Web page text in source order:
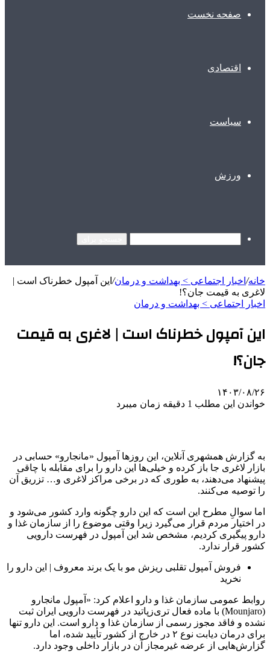
صفحه نخست
اقتصادی
سیاست
ورزش
خانه/ اخبار اجتماعی > بهداشت و درمان/ این آمپول خطرناک است |
لاغری به قیمت جان؟!
اخبار اجتماعی > بهداشت و درمان
این آمپول خطرناک است | لاغری به قیمت
جان؟!
۱۴۰۳/۰۸/۲۶
خواندن این مطلب 1 دقیقه زمان میبرد
به گزارش همشهری آنلاین، این روزها آمپول «مانجارو» حسابی در
بازار لاغری جا باز کرده و خیلی‌ها این دارو را برای مقابله با چاقی
پیشنهاد می‌دهند، به طوری که در برخی مراکز لاغری و… تزریق آن
را توصیه می‌کنند.
اما سوالِ مطرح این است که این دارو چگونه وارد کشور می‌شود و
در اختیار مردم قرار می‌گیرد زیرا وقتی موضوع را از سازمان غذا و
دارو پیگیری کردیم، مشخص شد این آمپول در فهرست دارویی
کشور قرار ندارد.
فروش آمپول تقلبی ریزش مو با یک برند معروف | این دارو را
نخرید
روابط عمومی سازمان غذا و دارو اعلام کرد: «آمپول مانجارو
(Mounjaro) با ماده فعال تری‌زپاتید در فهرست دارویی ایران ثبت
نشده و فاقد مجوز رسمی از سازمان غذا و دارو است. این دارو تنها
برای درمان دیابت نوع ۲ در خارج از کشور تأیید شده، اما
گزارش‌هایی از عرضه غیرمجاز آن در بازار داخلی وجود دارد.